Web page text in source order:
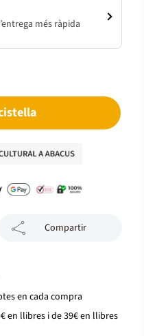
més ràpida
Compartir
en cada compra
en llibres i de 39€ en llibres